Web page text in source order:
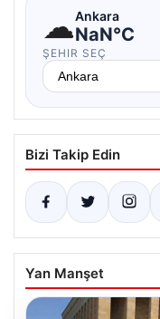
☁Ankara
NaN°C
ŞEHIR SEÇ
Bizi Takip Edin
Yan Manşet